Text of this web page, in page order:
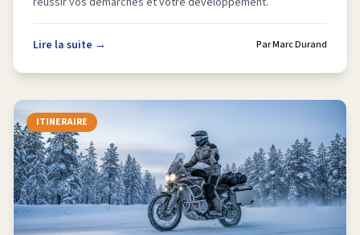
Lire la suite → ParMarc Durand
ITINERAIRE